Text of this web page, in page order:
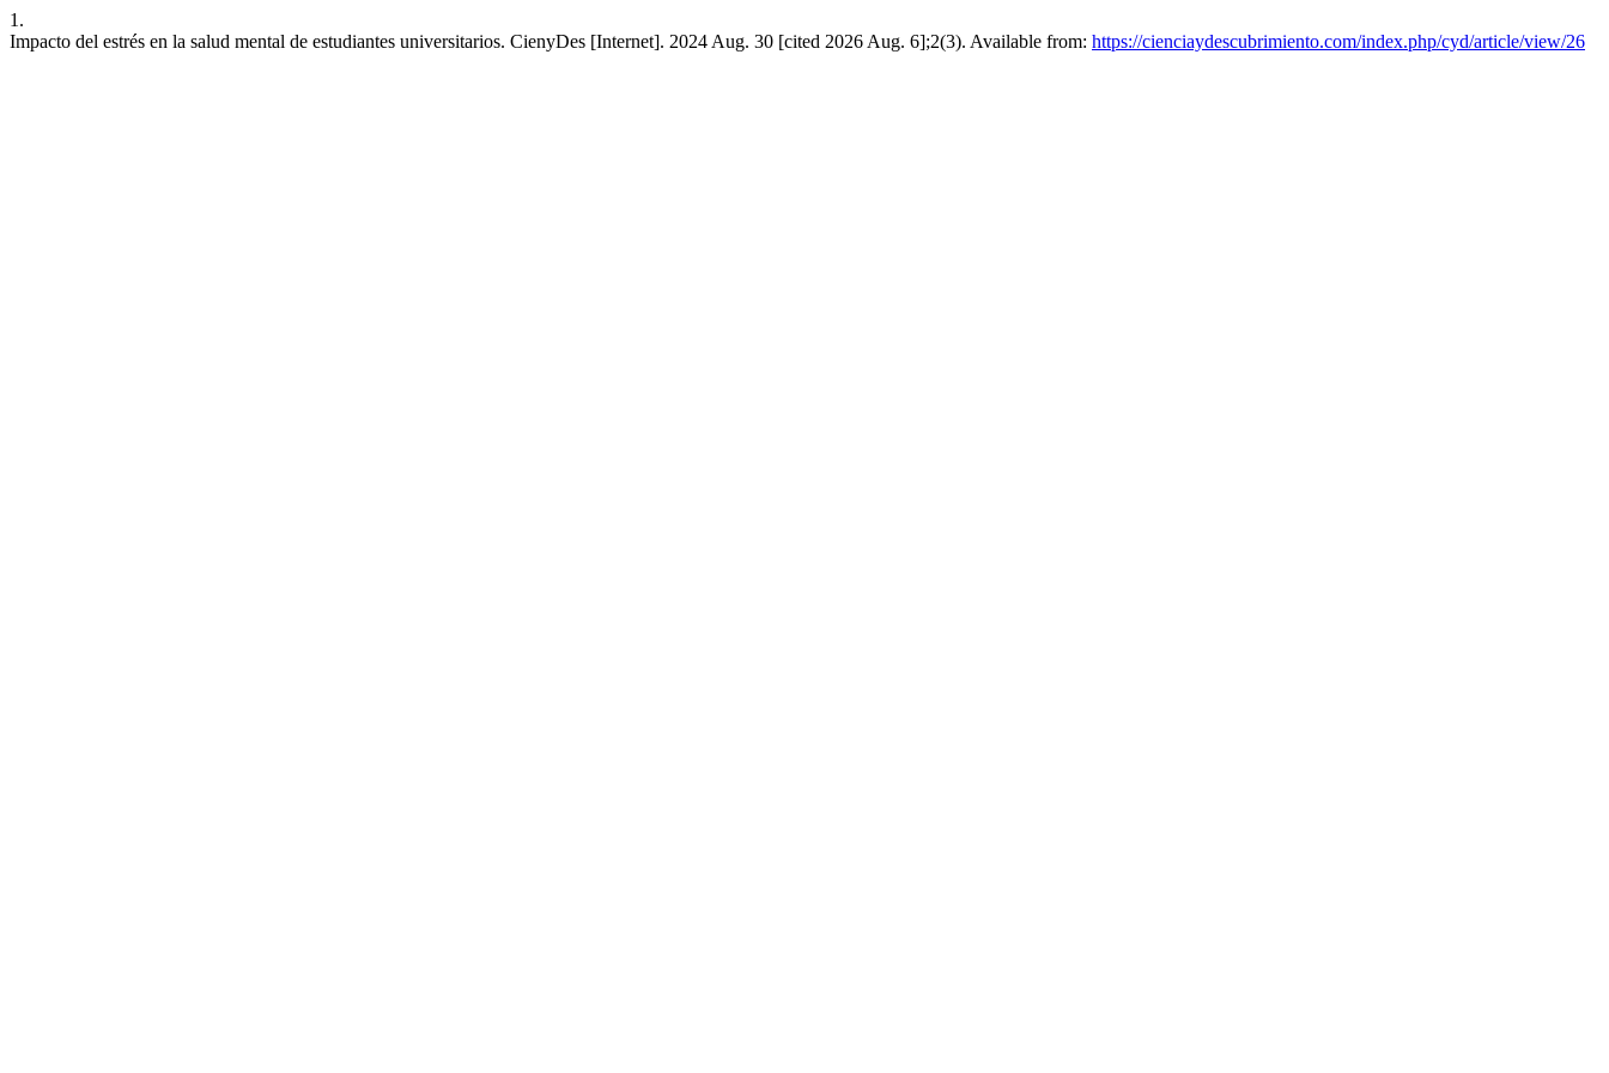
1.
Impacto del estrés en la salud mental de estudiantes universitarios. CienyDes [Internet]. 2024 Aug. 30 [cited 2026 Aug. 6];2(3). Available from: https://cienciaydescubrimiento.com/index.php/cyd/article/view/26